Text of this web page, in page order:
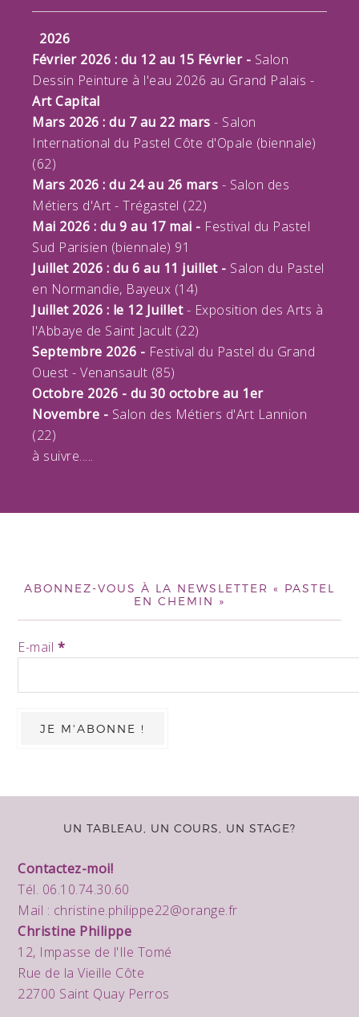
2026
Février 2026 : du 12 au 15 Février - Salon
Dessin Peinture à l'eau 2026 au Grand Palais -
Art Capital
Mars 2026 : du 7 au 22 mars - Salon
International du Pastel Côte d'Opale (biennale)
(62)
Mars 2026 : du 24 au 26 mars - Salon des
Métiers d'Art - Trégastel (22)
Mai 2026 : du 9 au 17 mai - Festival du Pastel
Sud Parisien (biennale) 91
Juillet 2026 : du 6 au 11 juillet - Salon du Pastel
en Normandie, Bayeux (14)
Juillet 2026 : le 12 Juillet- Exposition des Arts à
l'Abbaye de Saint Jacult (22)
Septembre 2026 - Festival du Pastel du Grand
Ouest - Venansault (85)
Octobre 2026 - du 30 octobre au 1er
Novembre - Salon des Métiers d'Art Lannion
(22)
à suivre.....
ABONNEZ-VOUS À LA NEWSLETTER « PASTEL
EN CHEMIN »
E-mail *
UN TABLEAU, UN COURS, UN STAGE?
Contactez-moi!
Tél. 06.10.74.30.60
Mail : christine.philippe22@orange.fr
Christine Philippe
12, Impasse de l'Ile Tomé
Rue de la Vieille Côte
22700 Saint Quay Perros